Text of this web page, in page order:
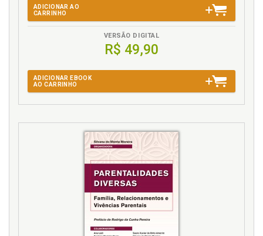
Viver em família. Direito de viver em família e a
eficácia das medidas de proteção, p. 73
ADICIONAR AO
CARRINHO
VERSÃO DIGITAL
R$ 49,90
ADICIONAR EBOOK
AO CARRINHO